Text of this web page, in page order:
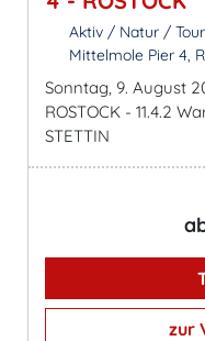
Aktiv / Natur / Tour
Mittelmole Pier 4,
Sonntag, 9. August
ROSTOCK - 11.4.2
STETTIN
zur